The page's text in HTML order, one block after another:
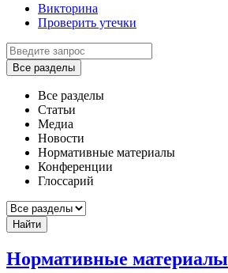
Викторина
Проверить утечки
Все разделы
Все разделы
Статьи
Медиа
Новости
Нормативные материалы
Конференции
Глоссарий
Найти
Нормативные материалы